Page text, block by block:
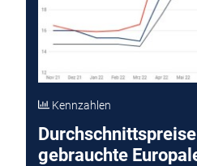
Kennzahlen
Durchschnittspreise
gebrauchte